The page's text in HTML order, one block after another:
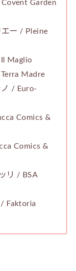
Garden
ー / Pleine
Maglio
Madre
/ Euro-
Comics &
Comics &
リ / BSA
Faktoria